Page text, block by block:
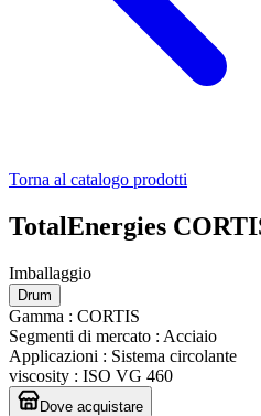
Torna al catalogo prodotti
TotalEnergies
Imballaggio
Drum
Gamma : CORTIS
Segmenti di mercato : Acciaio
Applicazioni : Sistema circolante
viscosity : ISO VG 460
Dove acquistare